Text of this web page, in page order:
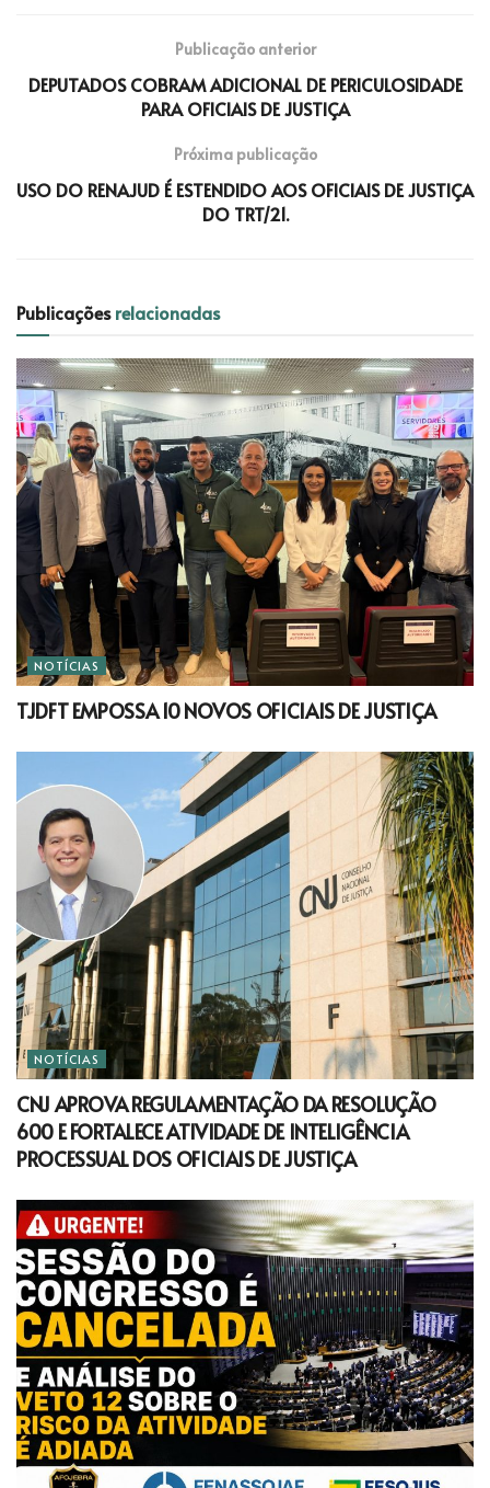
Publicação anterior
DEPUTADOS COBRAM ADICIONAL DE PERICULOSIDADE
PARA OFICIAIS DE JUSTIÇA
Próxima publicação
USO DO RENAJUD É ESTENDIDO AOS OFICIAIS DE JUSTIÇA
DO TRT/21.
Publicaçõesrelacionadas
NOTÍCIAS
TJDFT EMPOSSA 10 NOVOS OFICIAIS DE JUSTIÇA
NOTÍCIAS
CNJ APROVA REGULAMENTAÇÃO DA RESOLUÇÃO
600 E FORTALECE ATIVIDADE DE INTELIGÊNCIA
PROCESSUAL DOS OFICIAIS DE JUSTIÇA